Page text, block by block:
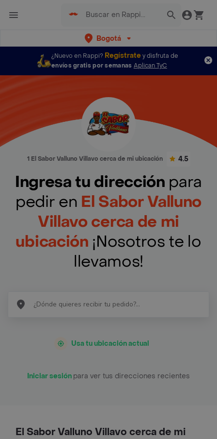
Bogotá
¿Nuevo en Rappi? Regístratey disfruta de
envíos gratis por semanas Aplican TyC
1 El Sabor Valluno Villavo cerca de mi ubicación 4.5
Ingresa tu dirección para
pedir en El Sabor Valluno
Villavo cerca de mi
ubicación ¡Nosotros te lo
llevamos!
Usa tu ubicación actual
Iniciar sesión para ver tus direcciones recientes
El Sabor Valluno Villavo cerca de mi